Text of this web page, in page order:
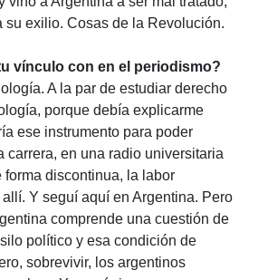
su exilio. Cosas de la Revolución.
vínculo con en el periodismo?
A la par de estudiar derecho
porque debía explicarme
ese instrumento para poder
carrera, en una radio universitaria
forma discontinua, la labor
Y seguí aquí en Argentina. Pero
comprende una cuestión de
político y esa condición de
sobrevivir, los argentinos